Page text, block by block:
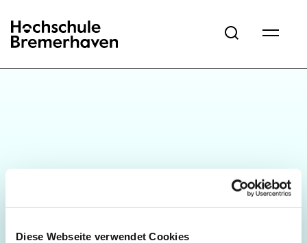
Diese Webseite verwendet Cookies
Hochschule Bremerhaven